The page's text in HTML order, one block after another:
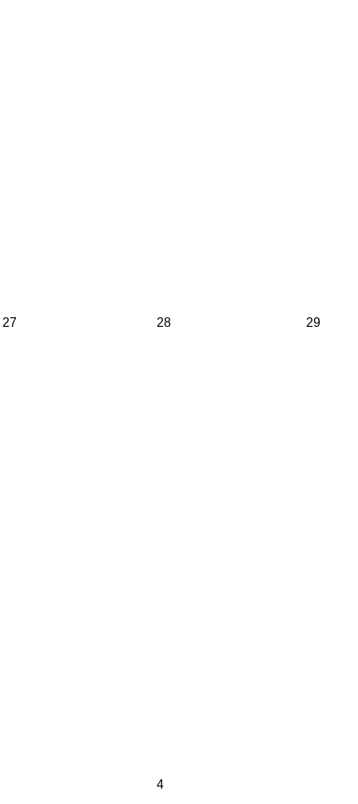
27 28 29
4